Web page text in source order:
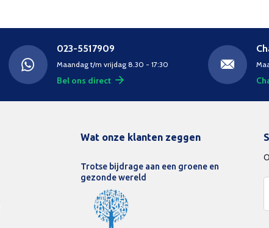
023-5517909
Maandag t/m vrijdag 8.30 - 17:30
Bel ons direct
Wat onze klanten zeggen
Trotse bijdrage aan een groene en
gezonde wereld